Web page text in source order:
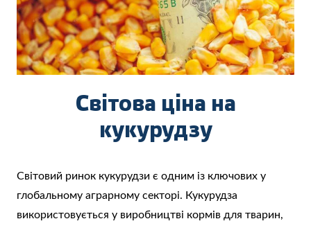
Світова ціна на
кукурудзу
Світовий ринок кукурудзи є одним із ключових у
глобальному аграрному секторі. Кукурудза
використовується у виробництві кормів для тварин,